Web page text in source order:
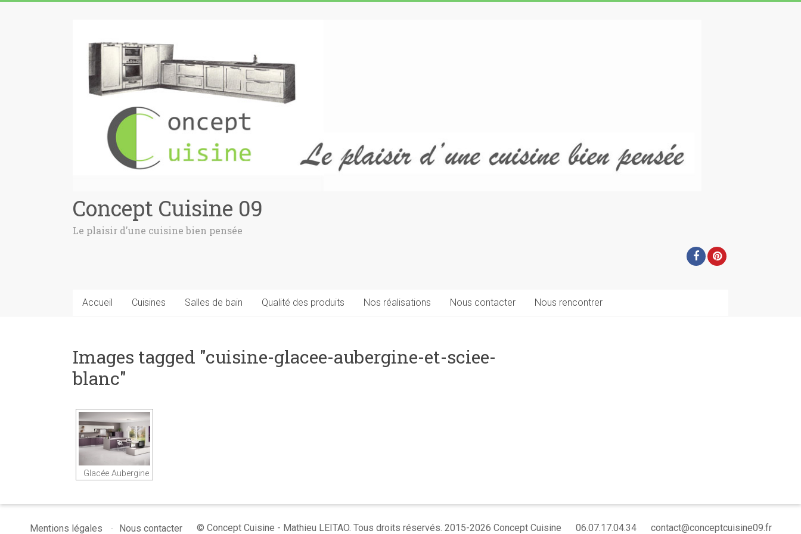
Concept Cuisine 09
Le plaisir d'une cuisine bien pensée
Accueil Cuisines Salles de bain Qualité des produits Nos réalisations Nous contacter Nous rencontrer
Images tagged "cuisine-glacee-aubergine-et-sciee-
blanc"
Glacée Aubergine
Mentions légales Nous contacter © Concept Cuisine - Mathieu LEITAO. Tous droits réservés. 2015-2026 Concept Cuisine 06.07.17.04.34 contact@conceptcuisine09.fr